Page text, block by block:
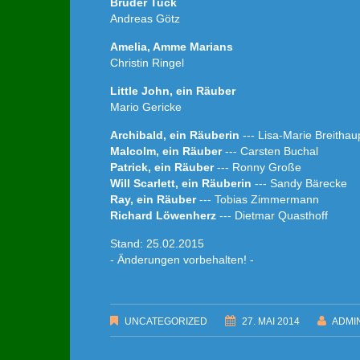
Andreas Götz
Amelia, Amme Marians
Christin Ringel
Little John, ein Räuber
Mario Gericke
Archibald, ein Räuberin --- Lisa-Marie
Malcolm, ein Räuber--- Carsten Buchal
Patrick, ein Räuber--- Ronny Große
Will Scarlett, ein Räuberin --- Sandy Bärecke
Ray, ein Räuber--- Tobias Zimmermann
Richard Löwenherz --- Dietmar Quasthoff
Stand: 25.02.2015
- Änderungen vorbehalten! -
UNCATEGORIZED 27. MAI 2014